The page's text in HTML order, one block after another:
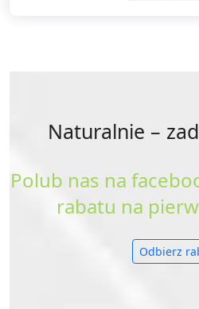
Naturalnie –
Polub nas na
rabatu na
Odbierz